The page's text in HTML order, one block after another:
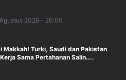
2026 - 20:00
Makkah! Turki, Saudi dan Pakistan
Sama Pertahanan Salin....